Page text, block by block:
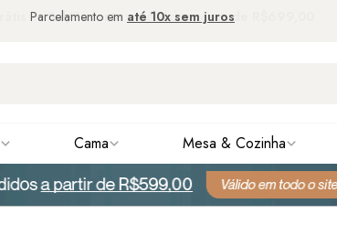
Parcelamento em até 10x sem juros
Cama Mesa & Cozinha